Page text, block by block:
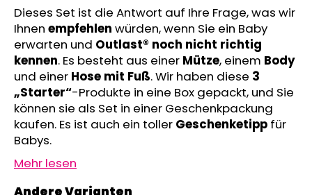
Dieses Set ist die Antwort auf Ihre Frage, was wir
Ihnen empfehlen würden, wenn Sie ein Baby
erwarten und Outlast® noch nicht richtig
kennen. Es besteht aus einer Mütze, einem Body
und einer Hose mit Fuß. Wir haben diese 3
„Starter“-Produkte in eine Box gepackt, und Sie
können sie als Set in einer Geschenkpackung
kaufen. Es ist auch ein toller Geschenketipp für
Babys.
Mehr lesen
e
h
l
e
n
MITWACHSHOSE
-
DENIM
MUSTER
€27,08